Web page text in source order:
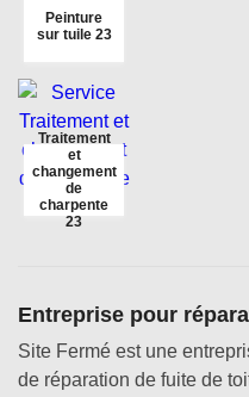
Peinture
sur tuile 23
Traitement
et
changement
de
charpente
23
Entreprise pour
Site Fermé est une
de réparation de fuite de